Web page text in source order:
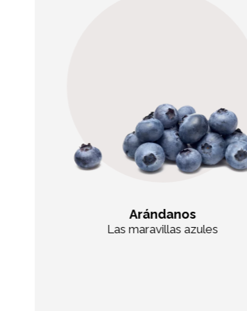
Arándanos
Las maravillas azules